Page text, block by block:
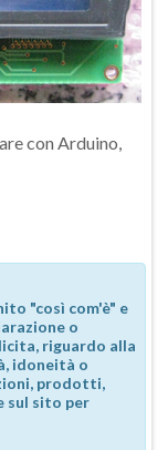
con Arduino,
"così com'è" e
o
riguardo alla
idoneità o
prodotti,
sul sito per